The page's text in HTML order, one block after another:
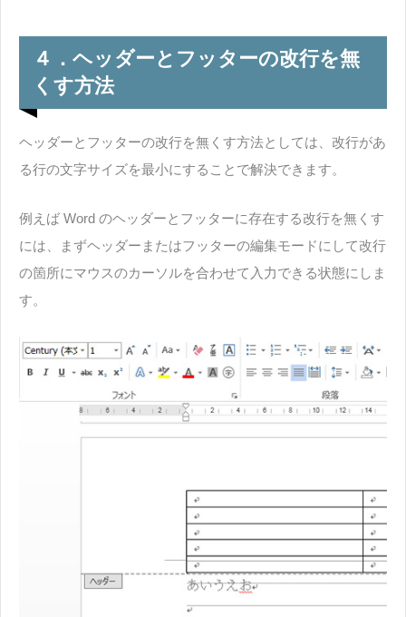
４．ヘッダーとフッターの改行を無
くす方法
ヘッダーとフッターの改行を無くす方法としては、改行があ
る行の文字サイズを最小にすることで解決できます。
例えば Word のヘッダーとフッターに存在する改行を無くす
には、まずヘッダーまたはフッターの編集モードにして改行
の箇所にマウスのカーソルを合わせて入力できる状態にしま
す。